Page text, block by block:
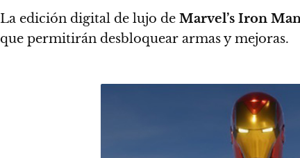
La edición digital de lujo de Marvel’s Iron
que permitirán desbloquear armas y mejoras.